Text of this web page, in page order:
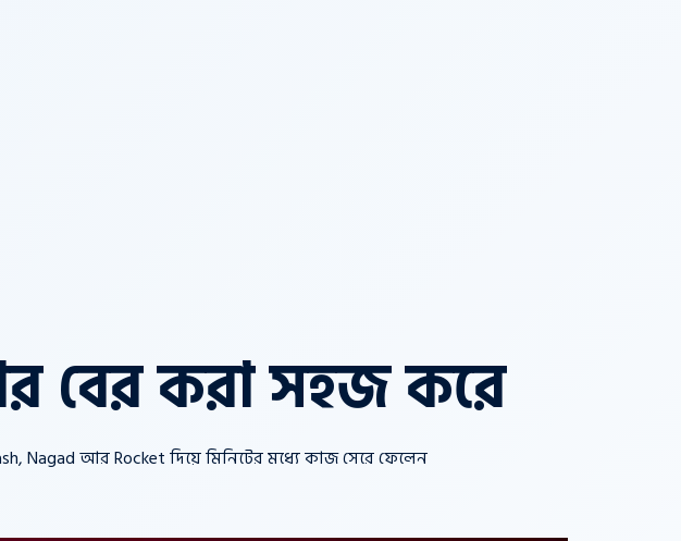
বের করা সহজ করে
Nagad আর Rocket দিয়ে মিনিটের মধ্যে কাজ সেরে ফেলেন